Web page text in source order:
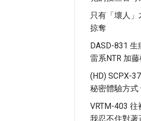
只有「壞人
掠奪
DASD-831
雷系NTR 加
(HD) SCPX-
秘密體驗方式
VRTM-403 往
我忍不住對